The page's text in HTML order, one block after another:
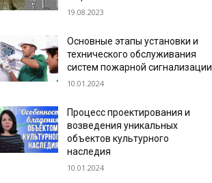
19.08.2023
Основные этапы установки и
технического обслуживания
систем пожарной сигнализации
10.01.2024
Процесс проектирования и
возведения уникальных
объектов культурного
наследия
10.01.2024